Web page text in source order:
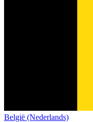
België (Nederlands)